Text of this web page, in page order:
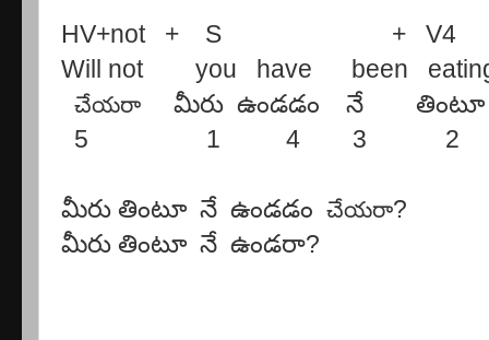
HV+not + S + V4
Will not you
have been
చేయరా మీరు ఉండడం నే
తింటూ
5 1 4 3 2
మీరు తింటూ నే ఉండడం చేయరా?
మీరు తింటూ నే ఉండరా?